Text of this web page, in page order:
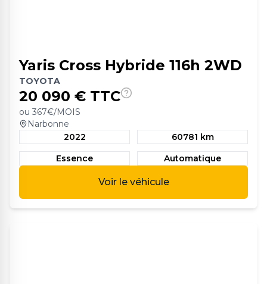
Yaris Cross Hybride 116h 2WD
TOYOTA
20 090 € TTC
ou 367€/MOIS
Narbonne
2022
60781 km
Essence
Automatique
Voir le véhicule